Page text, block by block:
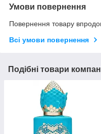
Умови повернення
Повернення товару
Всі умови повернення
Подібні товари